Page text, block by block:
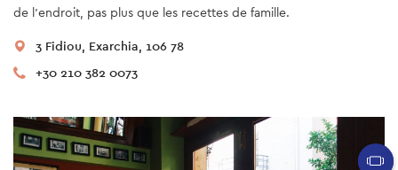
de l’endroit, pas plus que les recettes de famille.
3 Fidiou, Exarchia, 106 78
+30 210 382 0073